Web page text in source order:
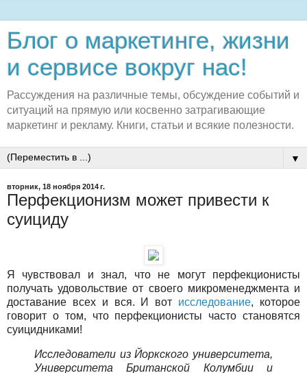
Блог о маркетинге, жизни
и сервисе вокруг нас!
Рассуждения на различные темы, обсуждение событий и
ситуаций на прямую или косвенно затрагивающие
маркетинг и рекламу. Книги, статьи и всякие полезности.
▼
вторник, 18 ноября 2014 г.
Перфекционизм может привести к
суициду
Я чувствовал и знал, что не могут перфекционисты
получать удовольствие от своего микроменеджмента и
доставание всех и вся. И вот исследование, которое
говорит о том, что перфекционисты часто становятся
суицидниками!
Исследователи из Йоркского университета,
Университета Британской Колумбии и